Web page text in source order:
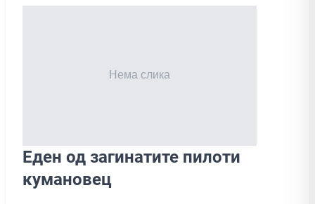
Еден од загинатите пилоти
кумановец